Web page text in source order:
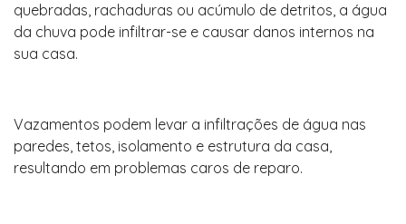
quebradas, rachaduras ou acúmulo de detritos, a água
da chuva pode infiltrar-se e causar danos internos na
sua casa.
Vazamentos podem levar a infiltrações de água nas
paredes, tetos, isolamento e estrutura da casa,
resultando em problemas caros de reparo.